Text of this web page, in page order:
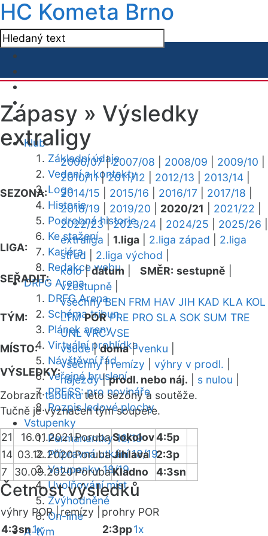
HC Kometa Brno
Klub
Základní údaje
Vedení a kontakty
Logo
Historie
Podrobná historie
Ke stažení
Kariéra
Redakce webu
DRFG Arena
DRFG Arena
Schéma tribun
Plánek areny
Virtuální prohlídka
Návštěvní řád
Veřejné bruslení
PRESS: pro novináře
Rozpis ledové plochy
Vstupenky
Permanentky 18/19
Přípravná utkání 18/19
Vstupenky 18/19
Uvolňování míst
Zvýhodněné
On-line
A-tým
Zápasy » Výsledky
extraligy
SEZONA:
2006/07|2007/08 2008/09 2009/10
2010/11|2011/12 2012/13 2013/14
2014/15
2015/16 2016/17 2017/18
2018/19
2019/20 2020/21 2021/22
2022/23|2023/24 2024/25 2025/26
LIGA:
extraliga 1.liga 2.liga západ
2.liga
střed
2.liga východ
SEŘADIT:
kolo|datum SMĚR: sestupně
vzestupně
TÝM:
všechny BEN FRM HAV JIH KAD KLA KOL
LTM POR PRE PRO SLA SOK SUM TRE
UNL VRC VSE
MÍSTO:
všude|doma|venku
VÝSLEDKY:
všechny|remízy výhry v prodl.
nájezdy|prodl. nebo náj. s nulou
Zobrazittabulkutéto sezóny a soutěže.
Tučně je vyznačen tým soupeře.
21 16.01.2021PorubaSokolov4:5p
14 03.12.2020PorubaJihlava 2:3p
7
30.09.2020PorubaKladno 4:3sn
Četnost výsledků
výhry POR |remízy |
prohry POR
4:3sn1x 2:3pp1x